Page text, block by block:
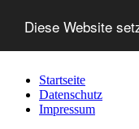
Diese Website
Startseite
Datenschutz
Impressum